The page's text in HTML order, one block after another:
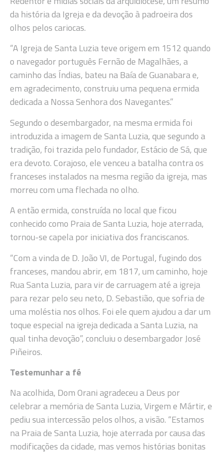
da história da Igreja e da devoção à padroeira dos
olhos pelos cariocas.
“A Igreja de Santa Luzia teve origem em 1512 quando
o navegador português Fernão de Magalhães, a
caminho das Índias, bateu na Baía de Guanabara e,
em agradecimento, construiu uma pequena ermida
dedicada a Nossa Senhora dos Navegantes.”
Segundo o desembargador, na mesma ermida foi
introduzida a imagem de Santa Luzia, que segundo a
tradição, foi trazida pelo fundador, Estácio de Sá, que
era devoto. Corajoso, ele venceu a batalha contra os
franceses instalados na mesma região da igreja, mas
morreu com uma flechada no olho.
A então ermida, construída no local que ficou
conhecido como Praia de Santa Luzia, hoje aterrada,
tornou-se capela por iniciativa dos franciscanos.
“Com a vinda de D. João VI, de Portugal, fugindo dos
franceses, mandou abrir, em 1817, um caminho, hoje
Rua Santa Luzia, para vir de carruagem até a igreja
para rezar pelo seu neto, D. Sebastião, que sofria de
uma moléstia nos olhos. Foi ele quem ajudou a dar um
toque especial na igreja dedicada a Santa Luzia, na
qual tinha devoção”, concluiu o desembargador José
Piñeiros.
Testemunhar a fé
Na acolhida, Dom Orani agradeceu a Deus por
celebrar a memória de Santa Luzia, Virgem e Mártir, e
pediu sua intercessão pelos olhos, a visão. “Estamos
na Praia de Santa Luzia, hoje aterrada por causa das
modificações da cidade, mas vemos histórias bonitas